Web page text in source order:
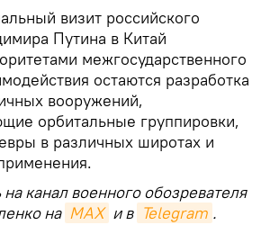
визит российского
Путина в Китай
межгосударственного
остаются разработка
вооружений,
орбитальные группировки,
в различных широтах и
канал военного обозревателя
на MAX и в Telegram .